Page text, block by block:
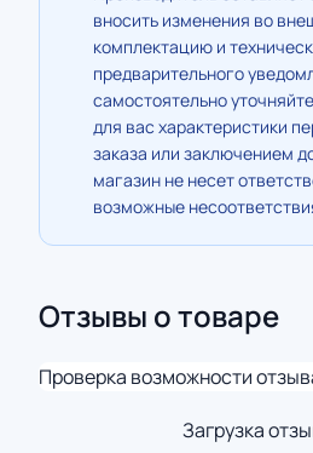
вносить изменения во
комплектацию и
предварительного
самостоятельно
для вас характеристики
заказа или заключением
магазин не несет
возможные
Отзывы о товаре
Проверка возможности
Загрузка